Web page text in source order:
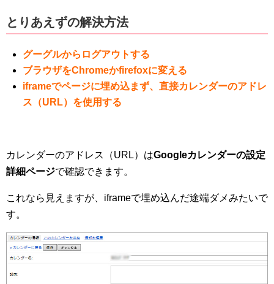
とりあえずの解決方法
グーグルからログアウトする
ブラウザをChromeかfirefoxに変える
iframeでページに埋め込まず、直接カレンダーのアドレ
ス（URL）を使用する
カレンダーのアドレス（URL）はGoogleカレンダーの設定
詳細ページで確認できます。
これなら見えますが、iframeで埋め込んだ途端ダメみたいで
す。